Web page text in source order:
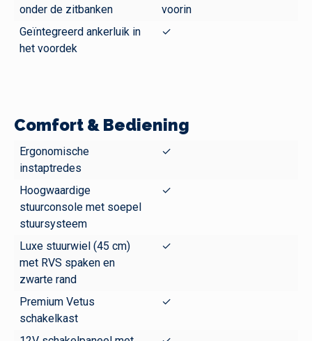
onder de zitbanken
voorin
Geïntegreerd ankerluik in
het voordek
✓
Comfort & Bediening
Ergonomische
instaptredes
✓
Hoogwaardige
stuurconsole met soepel
stuursysteem
✓
Luxe stuurwiel (45 cm)
met RVS spaken en
zwarte rand
✓
Premium Vetus
schakelkast
✓